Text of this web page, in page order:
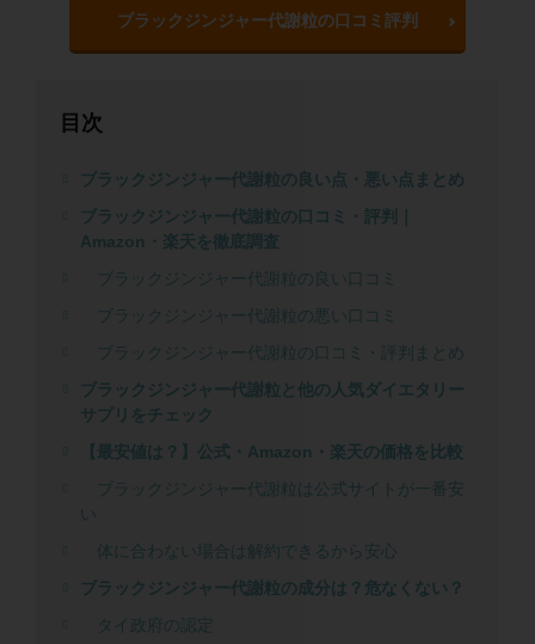
ブラックジンジャー代謝粒の口コミ評判
目次
ブラックジンジャー代謝粒の良い点・悪い点まとめ
ブラックジンジャー代謝粒の口コミ・評判｜
Amazon・楽天を徹底調査
ブラックジンジャー代謝粒の良い口コミ
ブラックジンジャー代謝粒の悪い口コミ
ブラックジンジャー代謝粒の口コミ・評判まとめ
ブラックジンジャー代謝粒と他の人気ダイエタリー
サプリをチェック
【最安値は？】公式・Amazon・楽天の価格を比較
ブラックジンジャー代謝粒は公式サイトが一番安
い
体に合わない場合は解約できるから安心
ブラックジンジャー代謝粒の成分は？危なくない？
タイ政府の認定